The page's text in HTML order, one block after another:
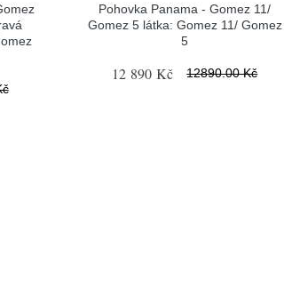
Pohovka Panama - Gomez 11/
Gomez 5 látka: Gomez 11/ Gomez
5
12 890 Kč 12890.00 Kč